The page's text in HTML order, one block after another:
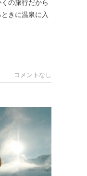
の旅行だから
きに温泉に入
コメントなし